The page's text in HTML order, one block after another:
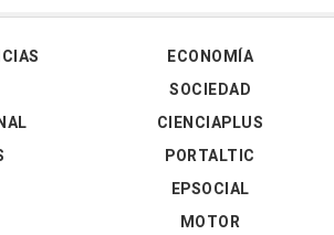
ECONOMÍA
SOCIEDAD
CIENCIAPLUS
PORTALTIC
EPSOCIAL
MOTOR